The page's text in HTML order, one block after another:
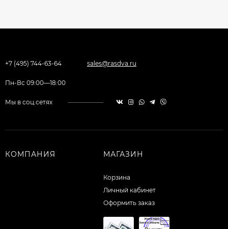
+7 (495) 744-63-64 sales@rasdva.ru
Пн-Вс 09:00—18:00
Мы в соц.сетях
КОМПАНИЯ МАГАЗИН
Корзина
Личный кабинет
Оформить заказ